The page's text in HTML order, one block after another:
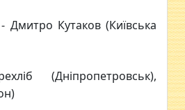
- Дмитро Кутаков (Київська
(Дніпропетровськ),